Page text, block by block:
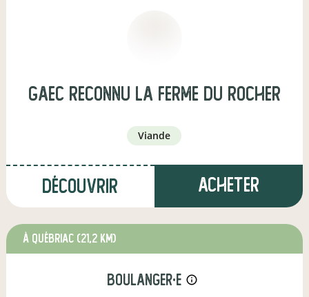
GAEC reconnu la ferme du rocher
viande
Découvrir Acheter
à Québriac (21,2 km)
boulanger·e info_outline